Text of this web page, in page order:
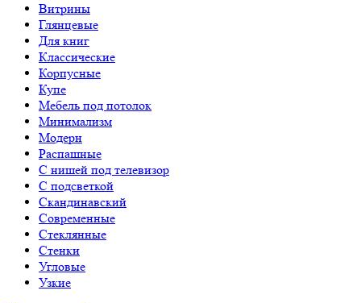
Витрины
Глянцевые
Для книг
Классические
Корпусные
Купе
Мебель под потолок
Минимализм
Модерн
Распашные
С нишей под телевизор
С подсветкой
Скандинавский
Современные
Стеклянные
Стенки
Угловые
Узкие